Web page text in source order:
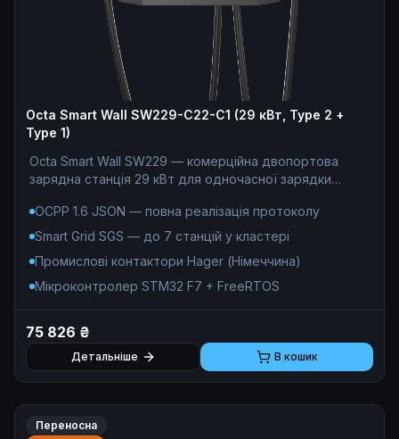
Octa Smart Wall SW229-С22-C1 (29 кВт, Type 2 +
Type 1)
Octa Smart Wall SW229 — комерційна двопортова
зарядна станція 29 кВт для одночасної зарядки
(Type 1, 7,4 кВт). Ідеальне рішення для монетизації
паркінгів ЖК, готелів та бізнес-центрів: OCPP 1.6
індустріальний стандарт: мікроконтролер STM32F746
під керуванням FreeRTOS, промислові контактори
0.5S), трансформатори струму VACUUMSCHMELZE
(DC compliant), гальванічна розв'язка 5 мм та
апаратне УЗО з логікою Error State. Виробник: Octa
OCPP 1.6 JSON — повна реалізація протоколу
Smart Grid SGS — до 7 станцій у кластері
Промислові контактори Hager (Німеччина)
Мікроконтролер STM32 F7 + FreeRTOS
75 826 ₴
Детальніше В кошик
Переносна